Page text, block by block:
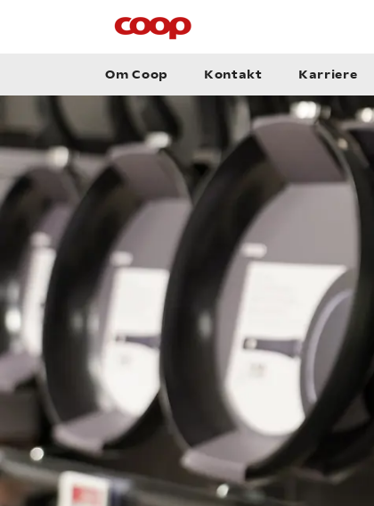
Om Coop Kontakt Karriere